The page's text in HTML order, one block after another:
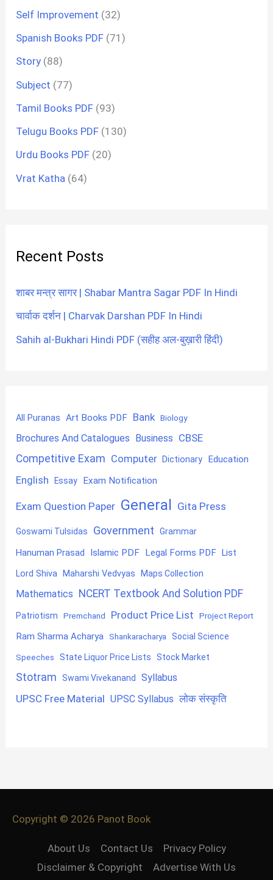
Self Improvement (32)
Spanish Books PDF (71)
Story (88)
Subject (77)
Tamil Books PDF (93)
Telugu Books PDF (130)
Urdu Books PDF (20)
Vrat Katha (64)
Recent Posts
शाबर मन्त्र सागर | Shabar Mantra Sagar PDF In Hindi
चार्वाक दर्शन | Charvak Darshan PDF In Hindi
Sahih al-Bukhari Hindi PDF (सहीह अल-बुख़ारी हिंदी)
All Puranas Art Books PDF Bank Biology
Brochures And Catalogues Business CBSE
Competitive Exam Computer Dictionary Education
English Essay Exam Notification
Exam Question Paper General Gita Press
Goswami Tulsidas Government Grammar
Hanuman Prasad Islamic PDF Legal Forms PDF List
Lord Shiva Maharshi Vedvyas Maps Collection
Mathematics NCERT Textbook And Solution PDF
Patriotism Premchand Product Price List Project Report
Ram Sharma Acharya Shankaracharya Social Science
Speeches State Liquor Price Lists Stock Market
Stotram Swami Vivekanand Syllabus
UPSC Free Material UPSC Syllabus लोक संस्कृति
Copyright © 2026 Panot Book
About Us Contact Us
Privacy Policy
Disclaimer & Copyright
Advertise With Us